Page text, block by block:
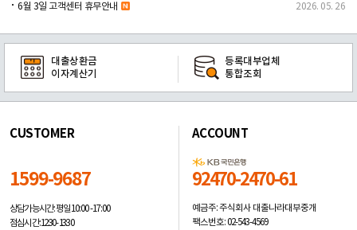
6월 3일 고객센터 휴무안내 2026. 05. 26
대출상환금
이자계산기
등록대부업체
통합조회
CUSTOMER
1599-9687
상담가능시간: 평일10:00 -17:00
점심시간: 12:30 - 13:30
ACCOUNT
92470-2470-61
예금주: 주식회사 대출나라대부중개
팩스번호: 02-543-4569